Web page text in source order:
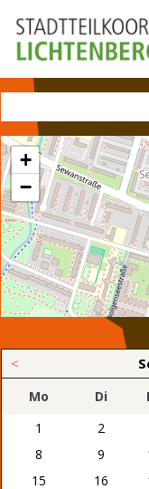
+
−
<
Mo Di
1
2
8
9
15
16